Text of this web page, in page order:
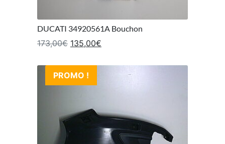
DUCATI 34920561A Bouchon
173,00€ Le prix initial était : 173,00€.
135,00€
PROMO !